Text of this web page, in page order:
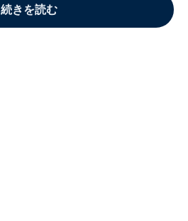
続きを読む